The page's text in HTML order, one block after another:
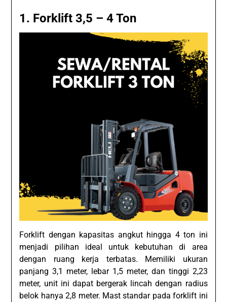
1. Forklift 3,5 – 4 Ton
Forklift dengan kapasitas angkut hingga 4 ton ini
menjadi pilihan ideal untuk kebutuhan di area
dengan ruang kerja terbatas. Memiliki ukuran
panjang 3,1 meter, lebar 1,5 meter, dan tinggi 2,23
meter, unit ini dapat bergerak lincah dengan radius
belok hanya 2,8 meter. Mast standar pada forklift ini